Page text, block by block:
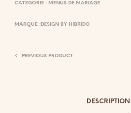
CATÉGORIE : MENUS DE MARIAGE
MARQUE :DESIGN BY HIBRIDO
PREVIOUS PRODUCT
DESCRIPTION